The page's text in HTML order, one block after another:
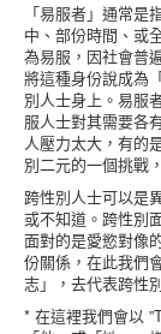
「易服者」通常
中、部份時間、或
為易服，因社會普
將這種身份說成為
別人士身上。易服
服人士對其需要各
人壓力太大，有的
別二元的一個挑戰
跨性別人士可以是
或不知道。跨性別
面對的是愛慾對像
份關係，在此我們
志」，去代表跨性
* 在這裡我們會以